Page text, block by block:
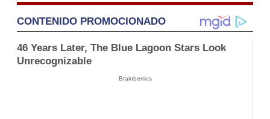
CONTENIDO PROMOCIONADO
46 Years Later, The Blue Lagoon Stars Look
Unrecognizable
Brainberries